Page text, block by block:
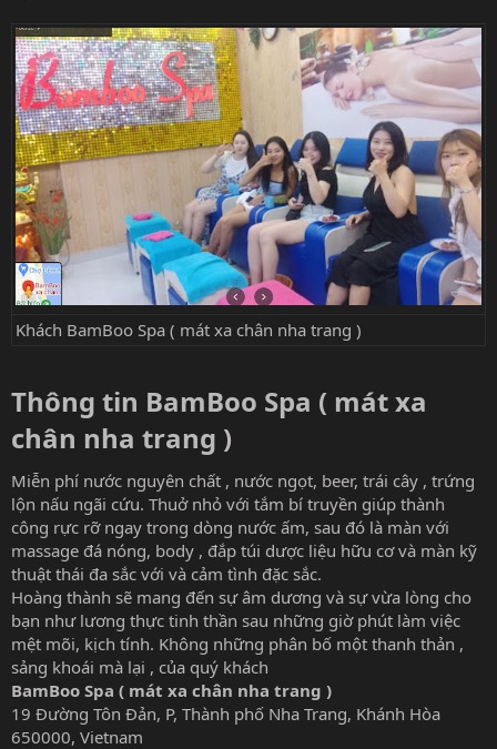
Khách BamBoo Spa ( mát xa chân nha trang )
Thông tin BamBoo Spa ( mát xa
chân nha trang )​
Miễn phí nước nguyên chất , nước ngọt, beer, trái cây , trứng
lộn nấu ngãi cứu. Thuở nhỏ với tắm bí truyền giúp thành
công rực rỡ ngay trong dòng nước ấm, sau đó là màn với
massage đá nóng, body , đắp túi dược liệu hữu cơ và màn kỹ
thuật thái đa sắc với và cảm tình đặc sắc.
Hoàng thành sẽ mang đến sự âm dương và sự vừa lòng cho
bạn như lương thực tinh thần sau những giờ phút làm việc
mệt mõi, kịch tính. Không những phân bố một thanh thản ,
sảng khoái mà lại , của quý khách
BamBoo Spa ( mát xa chân nha trang )
19 Đường Tôn Đản, P, Thành phố Nha Trang, Khánh Hòa
650000, Vietnam